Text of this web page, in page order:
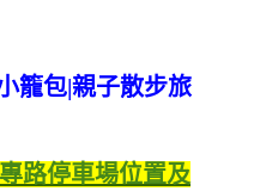
路停車場位置及